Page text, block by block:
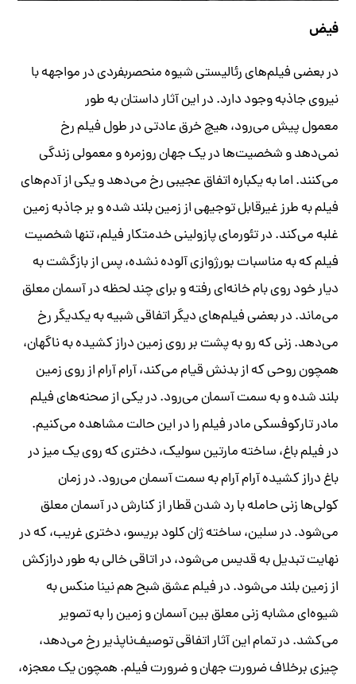
فیض
در بعضی‌ فیلم‌های رئالیستی شیوه منحصربفردی در مواجهه با
نیروی جاذبه وجود دارد. در این آثار داستان به طور
معمول پیش می‌رود، هیچ خرق عادتی در طول فیلم رخ
نمی‌دهد و شخصیت‌ها در یک جهان روزمره و معمولی زندگی
می‌کنند. اما به یکباره اتفاق عجیبی رخ می‌دهد و یکی از آدم‌های
فیلم به طرز غیرقابل توجیهی از زمین بلند شده و بر جاذبه زمین
غلبه می‌کند. در تئورمای پازولینی خدمتکار فیلم، تنها شخصیت
فیلم که به مناسبات بورژوازی آلوده نشده، پس از بازگشت به
دیار خود روی بام خانه‌ای رفته و برای چند لحظه در آسمان معلق
می‌ماند. در بعضی فیلم‌های دیگر اتفاقی شبیه به یکدیگر رخ
می‌دهد. زنی که رو به پشت بر روی زمین دراز کشیده به ناگهان،
همچون روحی که از بدنش قیام می‌کند، آرام آرام از روی زمین
بلند شده و به سمت آسمان می‌رود. در یکی از صحنه‌های فیلم
مادر تارکوفسکی مادر فیلم را در این حالت مشاهده می‌کنیم.
در فیلم باغ، ساخته مارتین سولیک، دختری که روی یک میز در
باغ دراز کشیده آرام آرام به سمت آسمان می‌رود. در زمان
کولی‌ها زنی حامله با رد شدن قطار از کنارش در آسمان معلق
می‌شود. در سلین، ساخته ژان کلود بریسو، دختری غریب، که در
نهایت تبدیل به قدیس می‌شود، در اتاقی خالی به طور درازکش
از زمین بلند می‌شود. در فیلم عشق شبح هم نینا منکس به
شیوه‌ای مشابه زنی معلق بین آسمان و زمین را به تصویر
می‌کشد. در تمام این آثار اتفاقی توصیف‌ناپذیر رخ می‌دهد،
چیزی برخلاف ضرورت جهان و ضرورت فیلم. همچون یک معجزه،